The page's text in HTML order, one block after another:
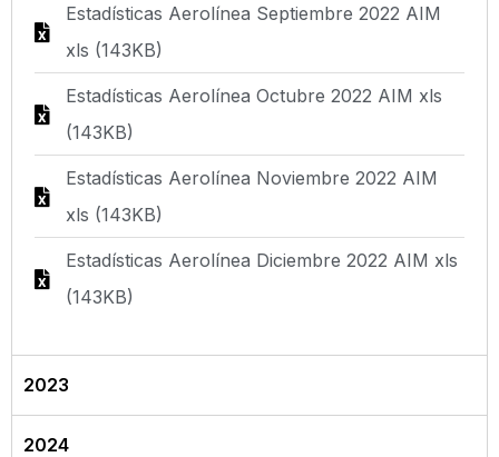
Estadísticas Aerolínea Septiembre 2022 AIM
xls (143KB)
Estadísticas Aerolínea Octubre 2022 AIM xls
(143KB)
Estadísticas Aerolínea Noviembre 2022 AIM
xls (143KB)
Estadísticas Aerolínea Diciembre 2022 AIM xls
(143KB)
2023
2024